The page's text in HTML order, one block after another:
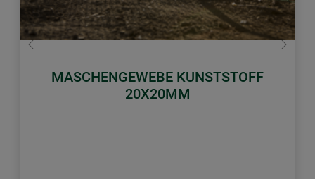
MASCHENGEWEBE KUNSTSTOFF
20X20MM
Zurück Weiter